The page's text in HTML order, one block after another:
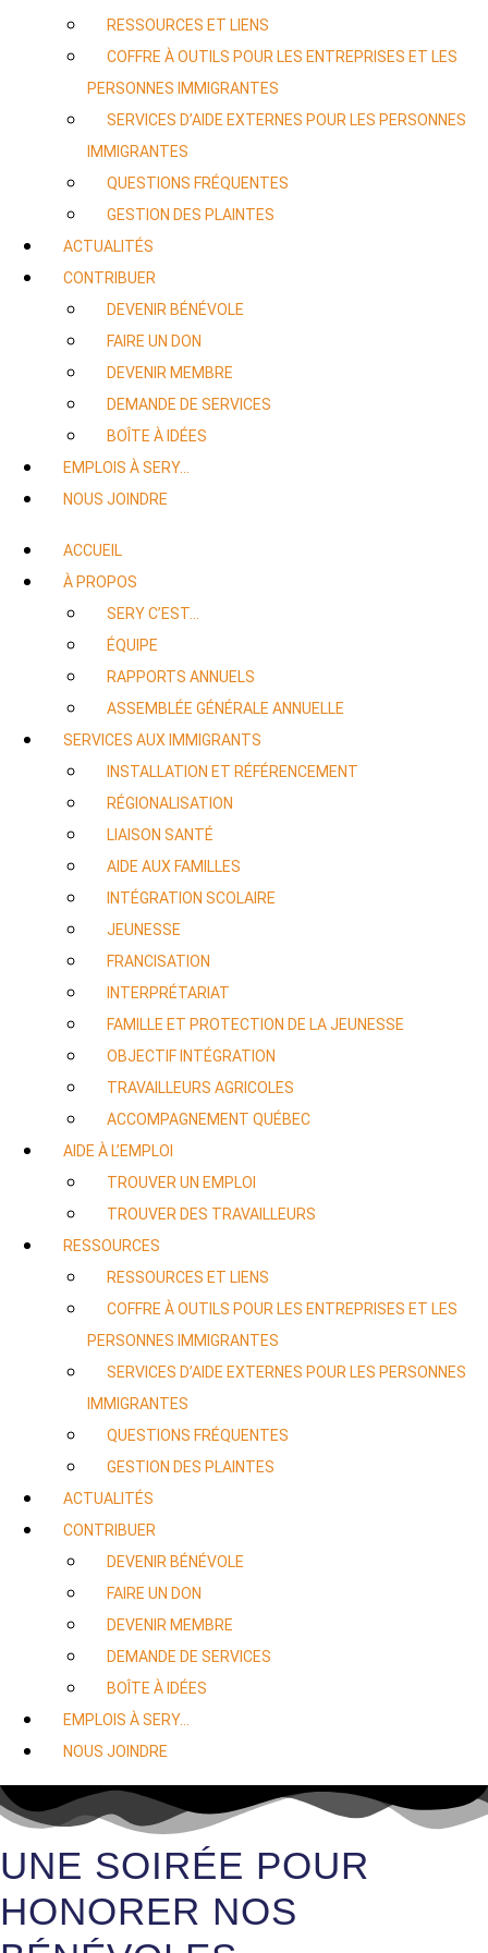
RESSOURCES ET LIENS
COFFRE À OUTILS POUR LES ENTREPRISES ET LES
PERSONNES IMMIGRANTES
SERVICES D’AIDE EXTERNES POUR LES PERSONNES
IMMIGRANTES
QUESTIONS FRÉQUENTES
GESTION DES PLAINTES
ACTUALITÉS
CONTRIBUER
DEVENIR BÉNÉVOLE
FAIRE UN DON
DEVENIR MEMBRE
DEMANDE DE SERVICES
BOÎTE À IDÉES
EMPLOIS À SERY…
NOUS JOINDRE
ACCUEIL
À PROPOS
SERY C’EST…
ÉQUIPE
RAPPORTS ANNUELS
ASSEMBLÉE GÉNÉRALE ANNUELLE
SERVICES AUX IMMIGRANTS
INSTALLATION ET RÉFÉRENCEMENT
RÉGIONALISATION
LIAISON SANTÉ
AIDE AUX FAMILLES
INTÉGRATION SCOLAIRE
JEUNESSE
FRANCISATION
INTERPRÉTARIAT
FAMILLE ET PROTECTION DE LA JEUNESSE
OBJECTIF INTÉGRATION
TRAVAILLEURS AGRICOLES
ACCOMPAGNEMENT QUÉBEC
AIDE À L’EMPLOI
TROUVER UN EMPLOI
TROUVER DES TRAVAILLEURS
RESSOURCES
RESSOURCES ET LIENS
COFFRE À OUTILS POUR LES ENTREPRISES ET LES
PERSONNES IMMIGRANTES
SERVICES D’AIDE EXTERNES POUR LES PERSONNES
IMMIGRANTES
QUESTIONS FRÉQUENTES
GESTION DES PLAINTES
ACTUALITÉS
CONTRIBUER
DEVENIR BÉNÉVOLE
FAIRE UN DON
DEVENIR MEMBRE
DEMANDE DE SERVICES
BOÎTE À IDÉES
EMPLOIS À SERY…
NOUS JOINDRE
UNE SOIRÉE POUR
HONORER NOS